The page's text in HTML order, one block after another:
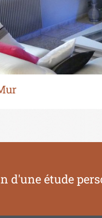
d'une étude